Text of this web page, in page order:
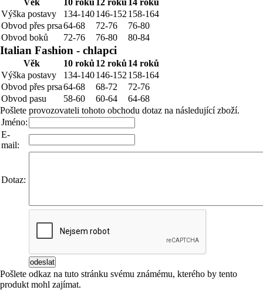
Věk 10 roků 12 roků 14 roků
Výška postavy
134-140146-152 158-164
Obvod přes prsa64-68 72-76
76-80
Obvod boků
72-76 76-80 80-84
Italian Fashion - chlapci
Věk 10 roků 12 roků 14 roků
Výška postavy
134-140146-152 158-164
Obvod přes prsa64-68 68-72
72-76
Obvod pasu
58-60 60-64
64-68
Pošlete provozovateli tohoto obchodu dotaz na následující zboží.
Jméno:
E-
mail:
Dotaz:
Pošlete odkaz na tuto stránku svému známému, kterého by tento
produkt mohl zajímat.